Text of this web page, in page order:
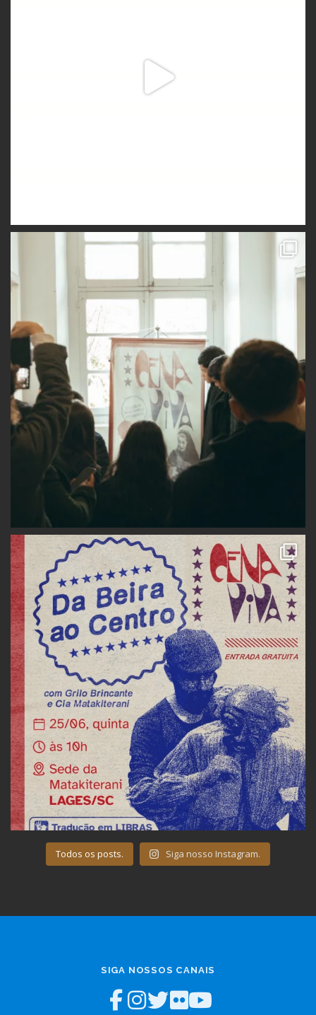
Todos os posts. Siga nosso Instagram.
SIGA NOSSOS CANAIS